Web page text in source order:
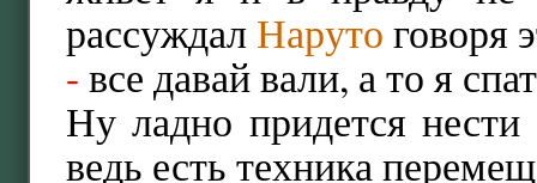
рассуждалНарутоговоря
-все давай вали, а то я
Ну ладно придется
ведь есть техника